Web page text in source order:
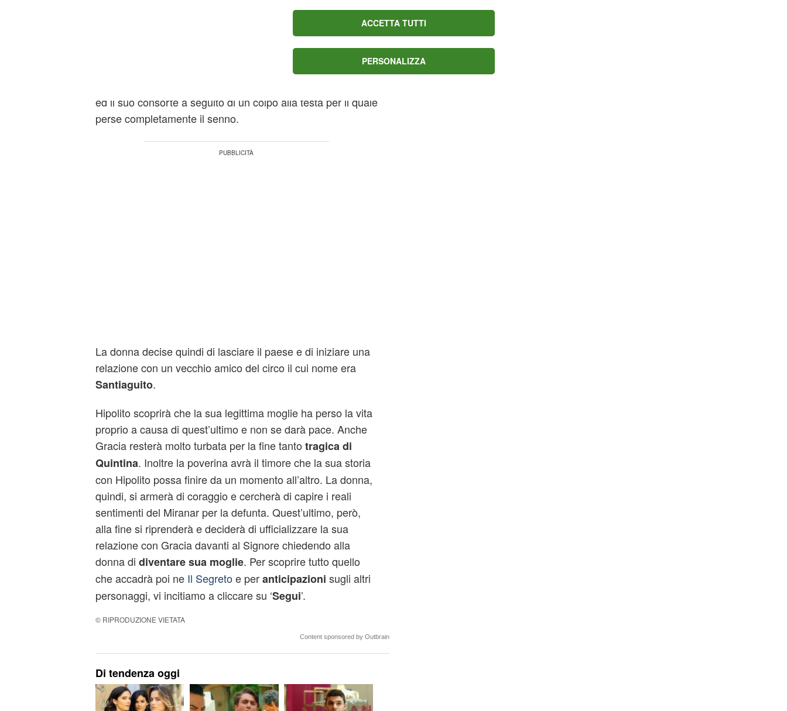
nemmeno Gracia riuscirà ad aiutarlo a riprendersi.
L’addio di Quintina: trame gennaio Il
ed il suo consorte a seguito di un colpo alla testa per il quale
perse completamente il senno.
La donna decise quindi di lasciare il paese e di iniziare una
relazione con un vecchio amico del circo il cui nome era
Santiaguito.
Hipolito scoprirà che la sua legittima moglie ha perso la vita
proprio a causa di quest’ultimo e non se darà pace. Anche
Gracia resterà molto turbata per la fine tanto tragica di
Quintina. Inoltre la poverina avrà il timore che la sua storia
con Hipolito possa finire da un momento all’altro. La donna,
quindi, si armerà di coraggio e cercherà di capire i reali
sentimenti del Miranar per la defunta. Quest’ultimo, però,
alla fine si riprenderà e deciderà di ufficializzare la sua
relazione con Gracia davanti al Signore chiedendo alla
donna di diventare sua moglie. Per scoprire tutto quello
che accadrà poi ne Il Segretoe peranticipazioni sugli altri
personaggi, vi incitiamo a cliccare su ‘Segui’.
© RIPRODUZIONE VIETATA
Content sponsored by Outbrain
Di tendenza oggi
ACCETTA TUTTI
PERSONALIZZA